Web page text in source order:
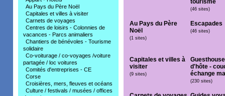
Au Pays du Père Noël
Capitales et villes à visiter
Carnets de voyages
Centres de loisirs - Colonnies de
vacances - Parcs animaliers
Chantiers de bénévoles - Tourisme
solidaire
Co-voiturage / co-voyages /voiture
partagée / loc voitures
Comités d'entreprises - CE
Corse
Croisières, mers, fleuves et océans
Culture / festivals / musées / offices
tourisme
(46 sites)
Au Pays du Père
Noël
(1 sites)
Escapades
(46 sites)
Capitales et villes à
visiter
(9 sites)
d'hôte -
échange
(230 sites)